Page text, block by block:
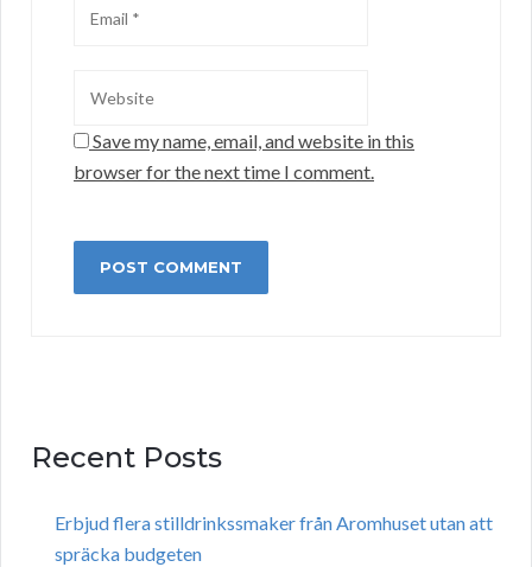
Save my name, email, and website in this
browser for the next time I comment.
Recent Posts
Erbjud flera stilldrinkssmaker från Aromhuset utan att
spräcka budgeten